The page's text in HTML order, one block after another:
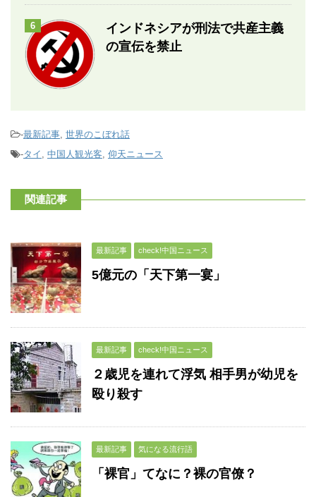
6
インドネシアが刑法で共産主義
の宣伝を禁止
-最新記事, 世界のこぼれ話
-タイ , 中国人観光客, 仰天ニュース
関連記事
最新記事 check!中国ニュース
5億元の「天下第一宴」
最新記事 check!中国ニュース
２歳児を連れて浮気 相手男が幼児を
殴り殺す
最新記事 気になる流行語
「裸官」てなに？裸の官僚？